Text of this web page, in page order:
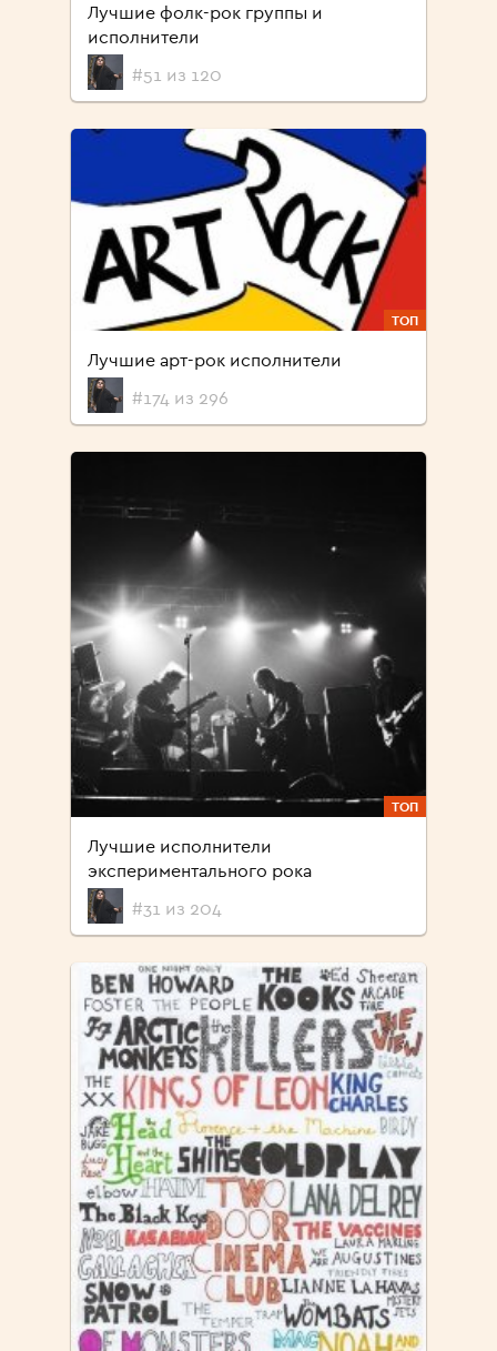
Лучшие фолк-рок группы и
исполнители
#51 из 120
ТОП
Лучшие арт-рок исполнители
#174 из 296
ТОП
Лучшие исполнители
экспериментального рока
#31 из 204